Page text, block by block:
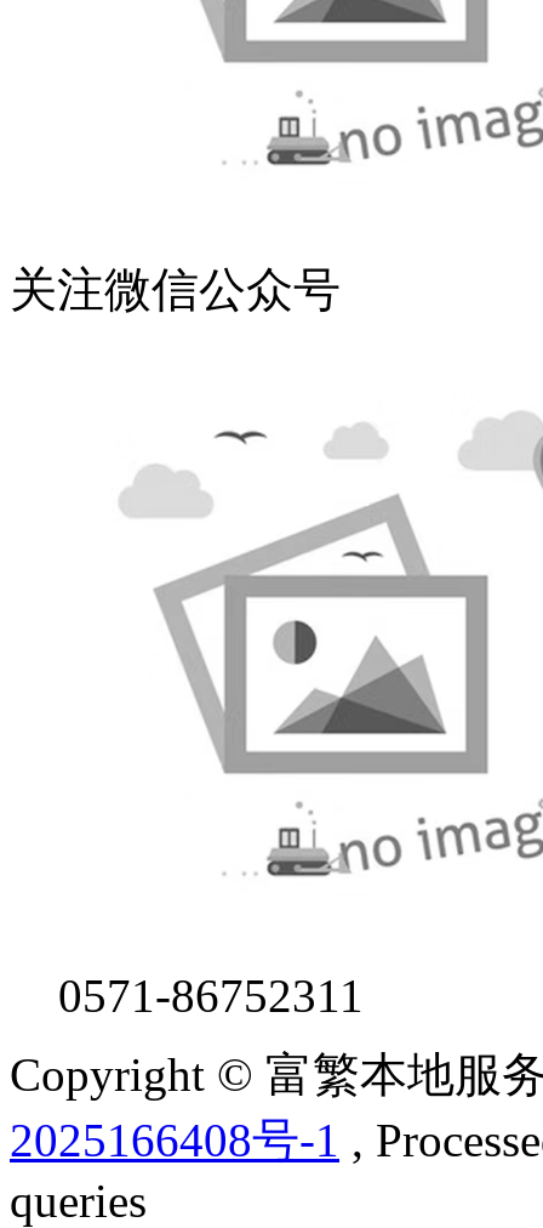
关注微信公众号
0571-86752311
Copyright © 富繁本地服
2025166408号-1 ,
queries